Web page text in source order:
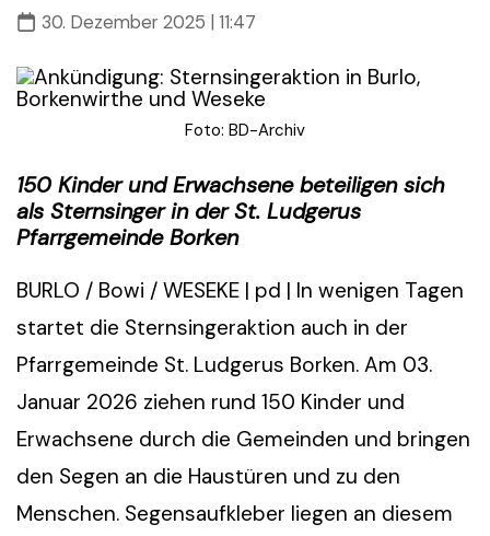
30. Dezember 2025 | 11:47
Foto: BD-Archiv
150 Kinder und Erwachsene beteiligen sich
als Sternsinger in der St. Ludgerus
Pfarrgemeinde Borken
BURLO / Bowi / WESEKE | pd | In wenigen Tagen
startet die Sternsingeraktion auch in der
Pfarrgemeinde St. Ludgerus Borken. Am 03.
Januar 2026 ziehen rund 150 Kinder und
Erwachsene durch die Gemeinden und bringen
den Segen an die Haustüren und zu den
Menschen. Segensaufkleber liegen an diesem